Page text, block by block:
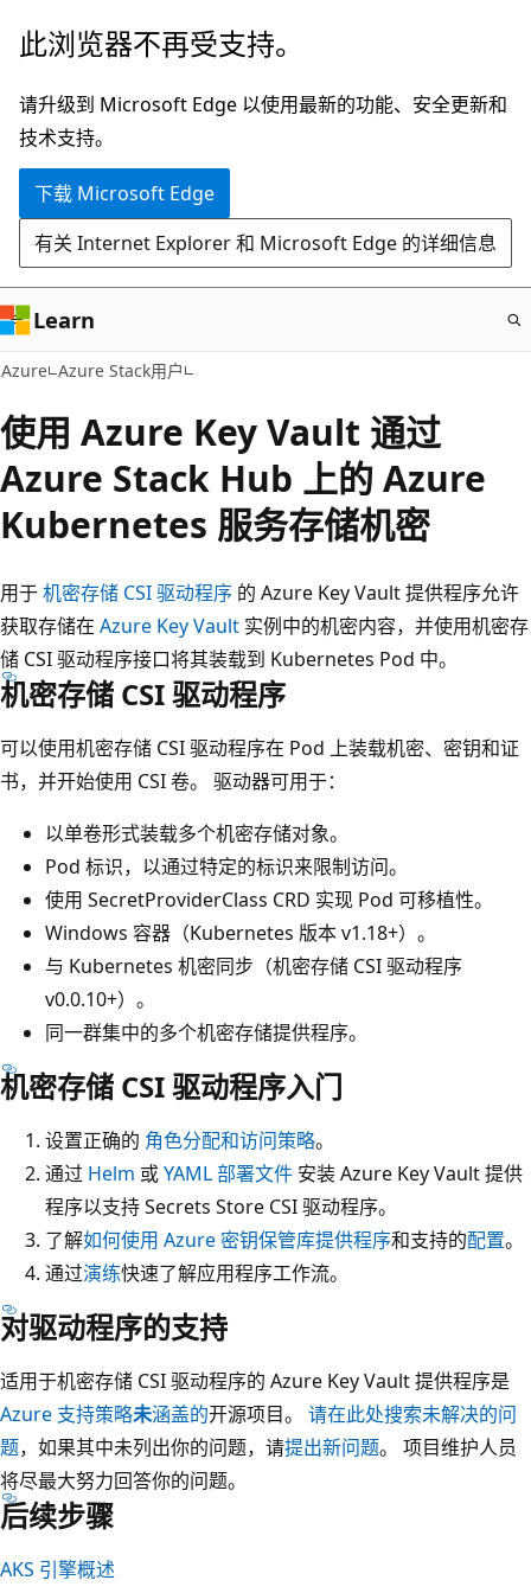
跳
主
要
内
此浏览器不再受支持。
请升级到 Microsoft Edge 以使用最新的功能、安全更新和
技术支持。
下载 Microsoft Edge
有关 Internet Explorer 和 Microsoft Edge 的详细信息
Learn
Azure Azure Stack用户
使用 Azure Key Vault 通过
Azure Stack Hub 上的 Azure
Kubernetes 服务存储机密
用于机密存储 CSI 驱动程序 的 Azure Key Vault 提供程序允许
获取存储在 Azure Key Vault 实例中的机密内容，并使用机密存
储 CSI 驱动程序接口将其装载到 Kubernetes Pod 中。
机密存储 CSI 驱动程序
可以使用机密存储 CSI 驱动程序在 Pod 上装载机密、密钥和证
书，并开始使用 CSI 卷。 驱动器可用于：
以单卷形式装载多个机密存储对象。
Pod 标识，以通过特定的标识来限制访问。
使用 SecretProviderClass CRD 实现 Pod 可移植性。
Windows 容器（Kubernetes 版本 v1.18+）。
与 Kubernetes 机密同步（机密存储 CSI 驱动程序
v0.0.10+）。
同一群集中的多个机密存储提供程序。
机密存储 CSI 驱动程序入门
设置正确的 角色分配和访问策略。
通过 Helm 或YAML 部署文件 安装 Azure Key Vault 提供
程序以支持 Secrets Store CSI 驱动程序。
了解如何使用 Azure 密钥保管库提供程序和支持的配置。
通过演练快速了解应用程序工作流。
对驱动程序的支持
适用于机密存储 CSI 驱动程序的 Azure Key Vault 提供程序是
Azure 支持策略未涵盖的开源项目。 请在此处搜索未解决的问
题，如果其中未列出你的问题，请提出新问题。 项目维护人员
将尽最大努力回答你的问题。
后续步骤
AKS 引擎概述